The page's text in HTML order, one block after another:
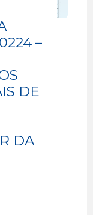
–
DE
DA